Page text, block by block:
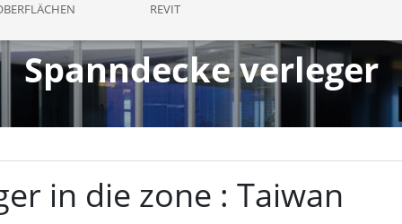
REVIT
Spanndecke verleger
in die zone : Taiwan